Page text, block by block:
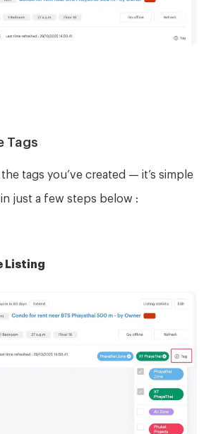
Tags
tags you’ve created — it’s simple
just a few steps below :
Listing